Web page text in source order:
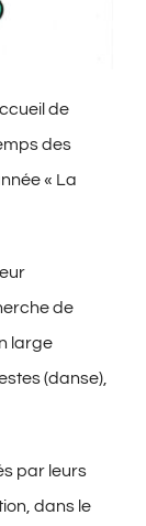
de
des
« La
de
large
(danse),
par leurs
dans le